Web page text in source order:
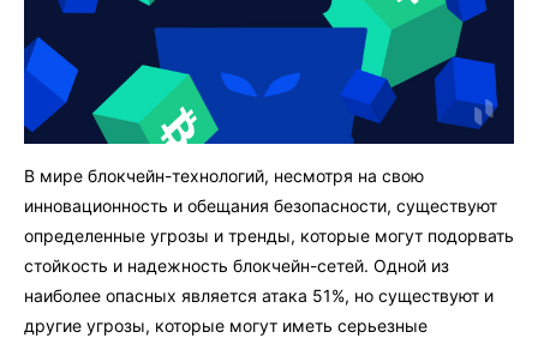
В мире блокчейн-технологий, несмотря на свою
инновационность и обещания безопасности, существуют
определенные угрозы и тренды, которые могут подорвать
стойкость и надежность блокчейн-сетей. Одной из
наиболее опасных является атака 51%, но существуют и
другие угрозы, которые могут иметь серьезные